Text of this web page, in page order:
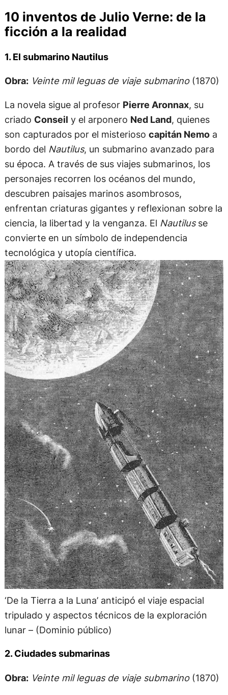
10 inventos de Julio Verne: de la
ficción a la realidad
1. El submarino Nautilus
Obra: Veinte mil leguas de viaje submarino(1870)
La novela sigue al profesor Pierre Aronnax, su
criado Conseil y el arponero Ned Land, quienes
son capturados por el misterioso capitán Nemoa
bordo del Nautilus, un submarino avanzado para
su época. A través de sus viajes submarinos, los
personajes recorren los océanos del mundo,
descubren paisajes marinos asombrosos,
enfrentan criaturas gigantes y reflexionan sobre la
ciencia, la libertad y la venganza. El Nautilusse
convierte en un símbolo de independencia
tecnológica y utopía científica.
‘De la Tierra a la Luna’ anticipó el viaje espacial
tripulado y aspectos técnicos de la exploración
lunar – (Dominio público)
2. Ciudades submarinas
Obra: Veinte mil leguas de viaje submarino(1870)